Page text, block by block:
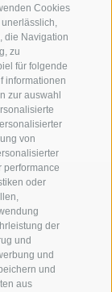
Cookies
die Navigation
zu
für folgende
informationen
zur auswahl
von
performance
oder
der
und
und
und
aus